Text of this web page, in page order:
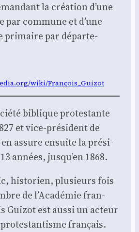
la créa­tion d’une
par com­mune et d’une
pri­maire par dépar­te­
wiki/François_Guizot
biblique pro­tes­tante
et vice-pré­sident de
en assure ensuite la pré­si­
années, jusqu’en 1868.
his­to­rien, plu­sieurs fois
de l’Académie fran­
Gui­zot est aus­si un acteur
fran­çais.